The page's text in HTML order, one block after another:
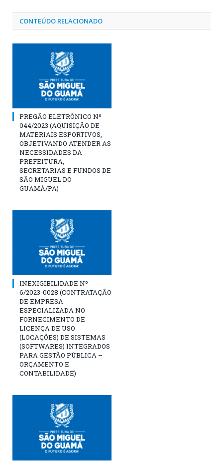
CONTEÚDO RELACIONADO
PREGÃO ELETRÔNICO Nº
044/2023 (AQUISIÇÃO DE
MATERIAIS ESPORTIVOS,
OBJETIVANDO ATENDER AS
NECESSIDADES DA
PREFEITURA,
SECRETARIAS E FUNDOS DE
SÃO MIGUEL DO
GUAMÁ/PA)
INEXIGIBILIDADE Nº
6/2023-0028 (CONTRATAÇÃO
DE EMPRESA
ESPECIALIZADA NO
FORNECIMENTO DE
LICENÇA DE USO
(LOCAÇÕES) DE SISTEMAS
(SOFTWARES) INTEGRADOS
PARA GESTÃO PÚBLICA –
ORÇAMENTO E
CONTABILIDADE)